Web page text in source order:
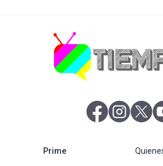
abre en nueva
abre en
Primeabre en nueva pestaña